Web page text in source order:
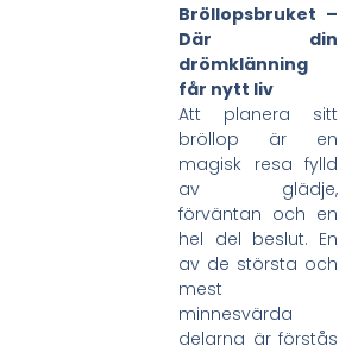
Bröllopsbruket –
Där din
drömklänning
får nytt liv
Att planera sitt
bröllop är en
magisk resa fylld
av glädje,
förväntan och en
hel del beslut. En
av de största och
mest
minnesvärda
delarna är förstås